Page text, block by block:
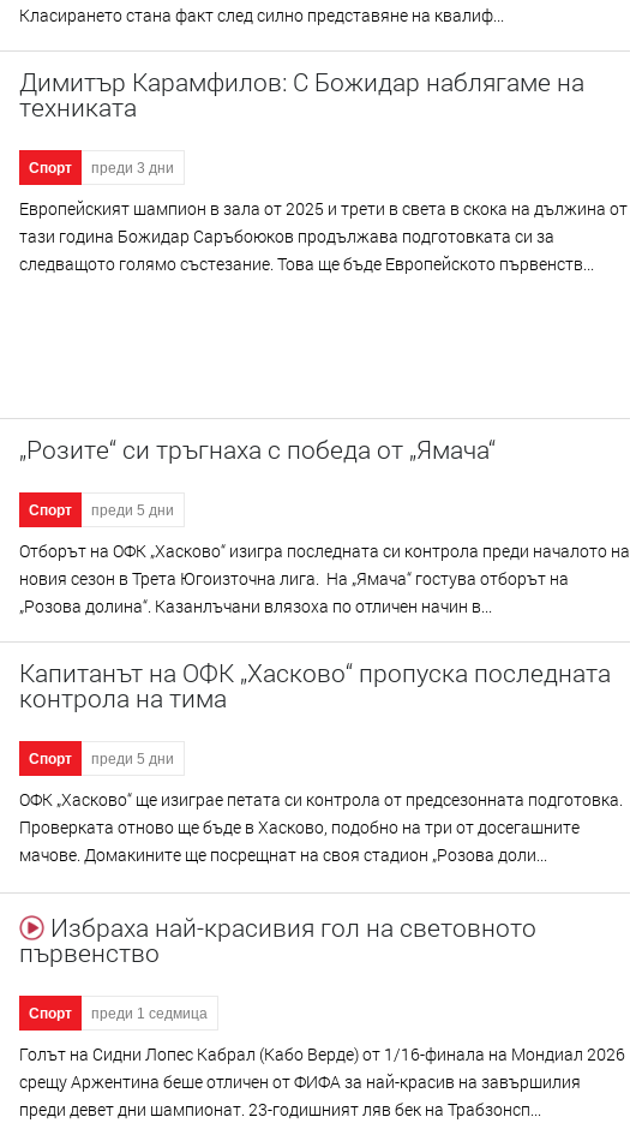
Класирането стана факт след силно представяне на квалиф...
Димитър Карамфилов: С Божидар наблягаме на
техниката
Спорт преди 3 дни
Европейският шампион в зала от 2025 и трети в света в скока на дължина от
тази година Божидар Саръбоюков продължава подготовката си за
следващото голямо състезание. Това ще бъде Европейското първенств...
„Розите“ си тръгнаха с победа от „Ямача“
Спорт преди 5 дни
Отборът на ОФК „Хасково“ изигра последната си контрола преди началото на
новия сезон в Трета Югоизточна лига. На „Ямача“ гостува отборът на
„Розова долина“. Казанлъчани влязоха по отличен начин в...
Капитанът на ОФК „Хасково“ пропуска последната
контрола на тима
Спорт преди 5 дни
ОФК „Хасково“ ще изиграе петата си контрола от предсезонната подготовка.
Проверката отново ще бъде в Хасково, подобно на три от досегашните
мачове. Домакините ще посрещнат на своя стадион „Розова доли...
Избраха най-красивия гол на световното
първенство
Спорт преди 1 седмица
Голът на Сидни Лопес Кабрал (Кабо Верде) от 1/16-финала на Мондиал 2026
срещу Аржентина беше отличен от ФИФА за най-красив на завършилия
преди девет дни шампионат. 23-годишният ляв бек на Трабзонсп...